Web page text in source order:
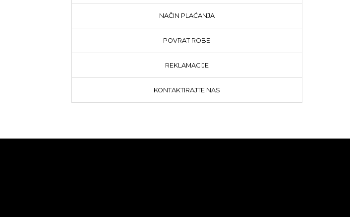
NAČIN PLAĆANJA
POVRAT ROBE
REKLAMACIJE
KONTAKTIRAJTE NAS